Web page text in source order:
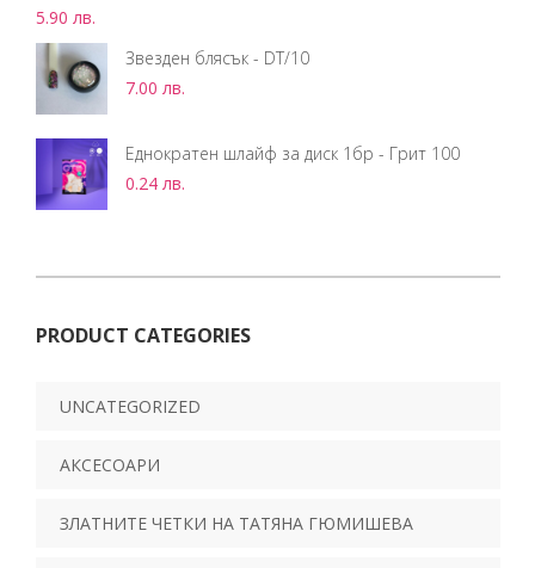
5.90 лв.
Звезден блясък - DT/10
7.00 лв.
Еднократен шлайф за диск 1бр - Грит 100
0.24 лв.
PRODUCT CATEGORIES
UNCATEGORIZED
АКСЕСОАРИ
ЗЛАТНИТЕ ЧЕТКИ НА ТАТЯНА ГЮМИШЕВА